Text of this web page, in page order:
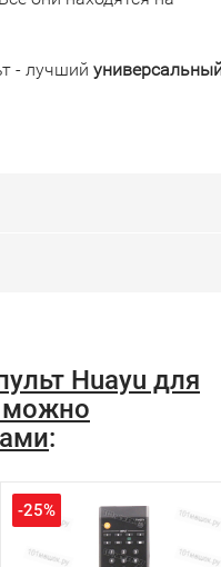
- лучший
Huayu для
можно
:
-25%